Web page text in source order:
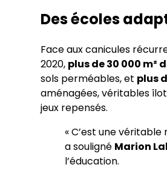
Des écoles
Face aux canicules
2020, plus de 30 000 m²
sols perméables, et plus
aménagées, véritables
jeux repensés.
« C’est une
a souligné Marion
l’éducation.